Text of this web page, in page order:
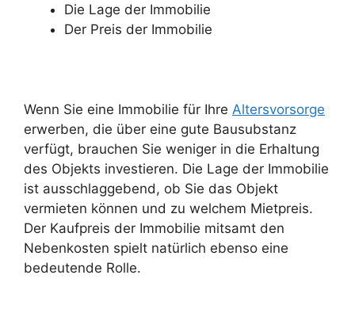
Die Lage der Immobilie
Der Preis der Immobilie
Wenn Sie eine Immobilie für Ihre Altersvorsorge
erwerben, die über eine gute Bausubstanz
verfügt, brauchen Sie weniger in die Erhaltung
des Objekts investieren. Die Lage der Immobilie
ist ausschlaggebend, ob Sie das Objekt
vermieten können und zu welchem Mietpreis.
Der Kaufpreis der Immobilie mitsamt den
Nebenkosten spielt natürlich ebenso eine
bedeutende Rolle.